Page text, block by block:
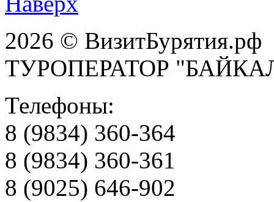
2026 © ВизитБурятия.рф
ТУРОПЕРАТОР
Телефоны:
8 (9834) 360-364
8 (9834) 360-361
8 (9025) 646-902